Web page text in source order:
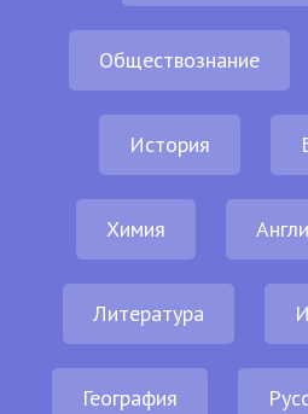
Обществознание
История
Химия
Литература
География